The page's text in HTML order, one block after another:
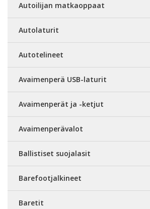
Autoilijan matkaoppaat
Autolaturit
Autotelineet
Avaimenperä USB-laturit
Avaimenperät ja -ketjut
Avaimenperävalot
Ballistiset suojalasit
Barefootjalkineet
Baretit